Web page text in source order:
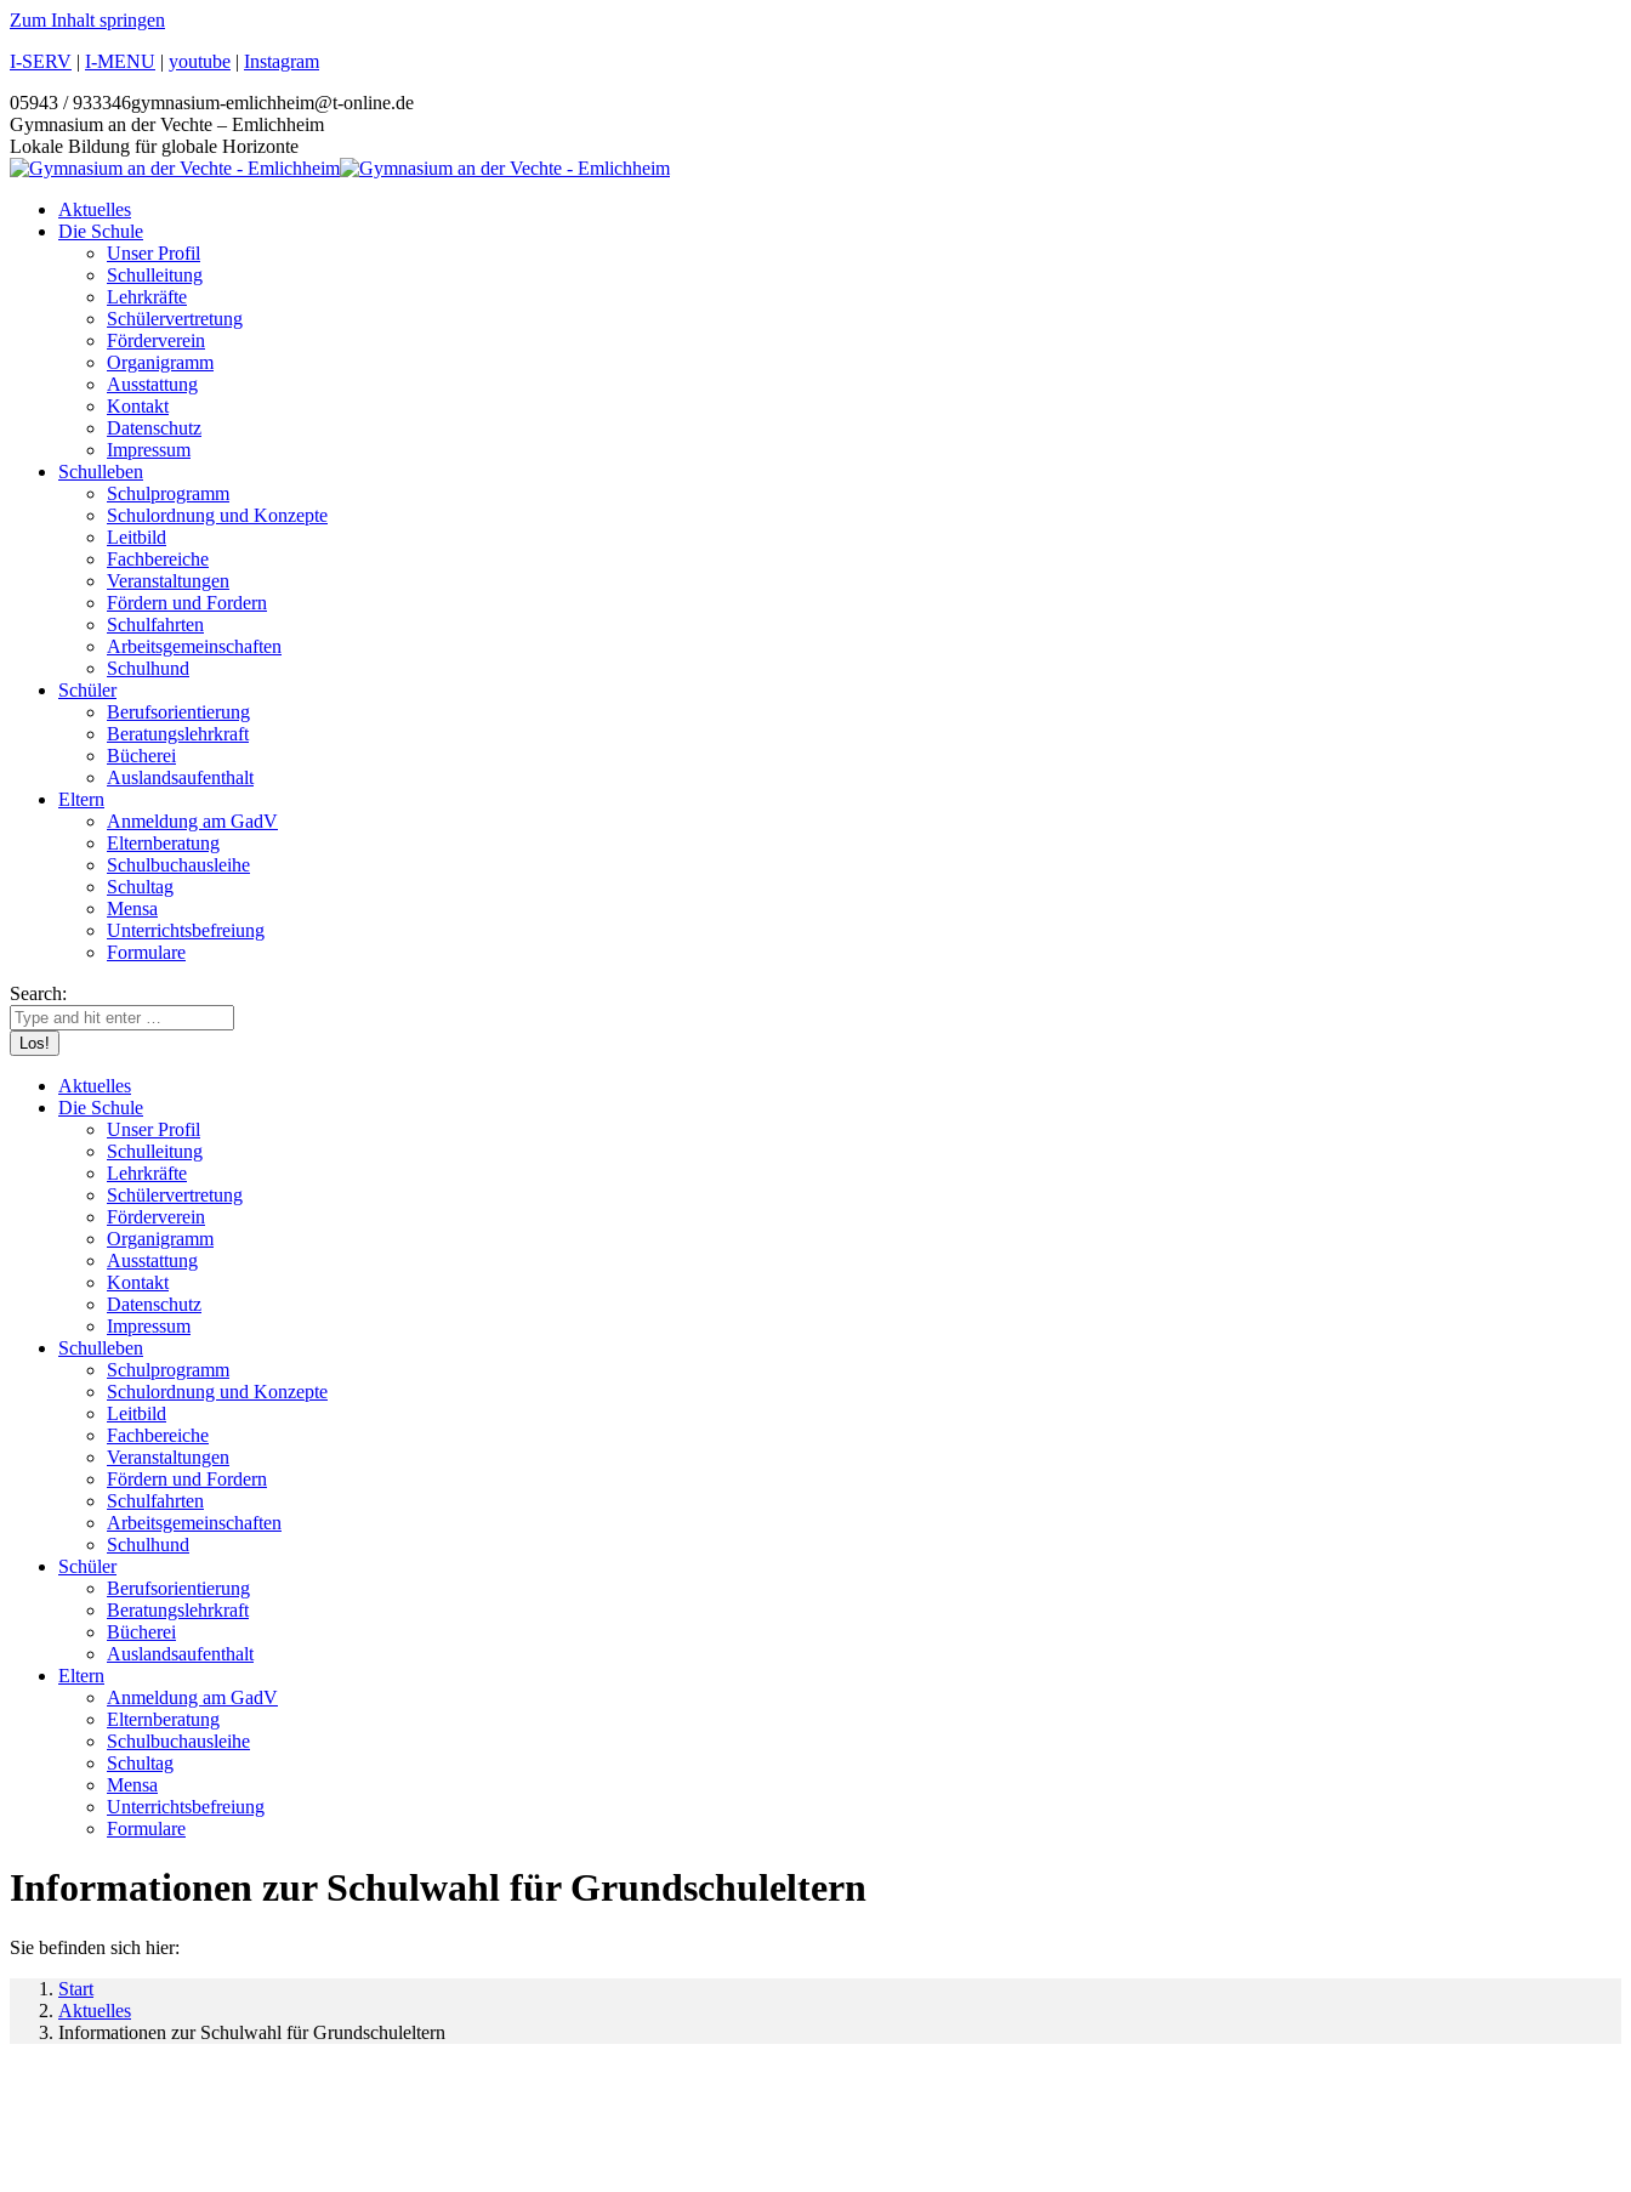
Zum Inhalt springen
I-SERV | I-MENU | youtube | Instagram
05943 / 933346gymnasium-emlichheim@t-online.de
Gymnasium an der Vechte – Emlichheim
Lokale Bildung für globale Horizonte
Aktuelles
Die Schule
Unser Profil
Schulleitung
Lehrkräfte
Schülervertretung
Förderverein
Organigramm
Ausstattung
Kontakt
Datenschutz
Impressum
Schulleben
Schulprogramm
Schulordnung und Konzepte
Leitbild
Fachbereiche
Veranstaltungen
Fördern und Fordern
Schulfahrten
Arbeitsgemeinschaften
Schulhund
Schüler
Berufsorientierung
Beratungslehrkraft
Bücherei
Auslandsaufenthalt
Eltern
Anmeldung am GadV
Elternberatung
Schulbuchausleihe
Schultag
Mensa
Unterrichtsbefreiung
Formulare
Search:
Aktuelles
Die Schule
Unser Profil
Schulleitung
Lehrkräfte
Schülervertretung
Förderverein
Organigramm
Ausstattung
Kontakt
Datenschutz
Impressum
Schulleben
Schulprogramm
Schulordnung und Konzepte
Leitbild
Fachbereiche
Veranstaltungen
Fördern und Fordern
Schulfahrten
Arbeitsgemeinschaften
Schulhund
Schüler
Berufsorientierung
Beratungslehrkraft
Bücherei
Auslandsaufenthalt
Eltern
Anmeldung am GadV
Elternberatung
Schulbuchausleihe
Schultag
Mensa
Unterrichtsbefreiung
Formulare
Informationen zur Schulwahl für Grundschuleltern
Sie befinden sich hier:
Start
Aktuelles
Informationen zur Schulwahl für Grundschuleltern